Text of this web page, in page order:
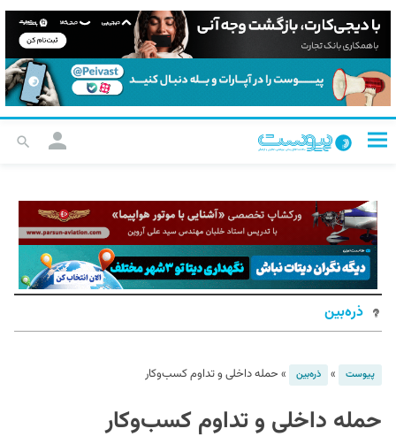
ذره‌بین
پیوست » ذره‌بین » حمله داخلی و تداوم کسب‌وکار
حمله داخلی و تداوم کسب‌وکار